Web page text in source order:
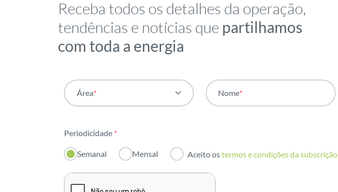
Receba todos os detalhes da operação,
tendências e notícias que partilhamos
com toda a energia
Área*
Institucional
Sustentabilidade
Nome*
Periodicidade *
Semanal Mensal Aceito ostermos e condições da subscrição